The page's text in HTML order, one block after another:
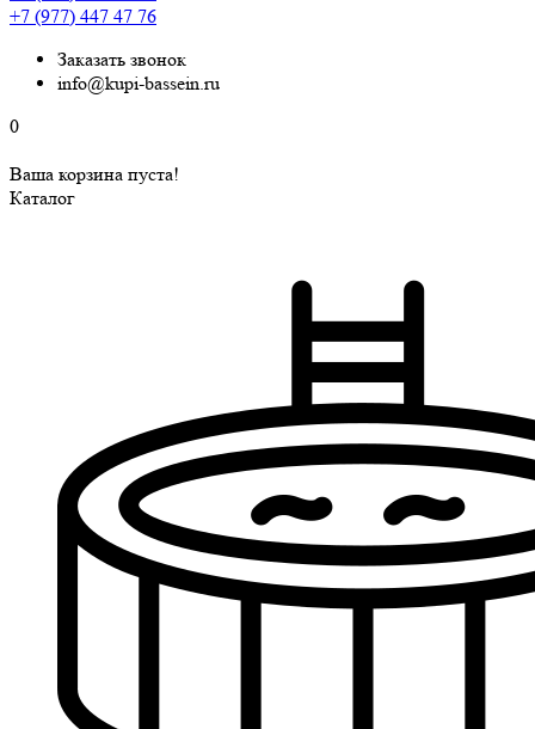
+7 (977) 447 47 76
Заказать звонок
info@kupi-bassein.ru
0
Ваша корзина пуста!
Каталог